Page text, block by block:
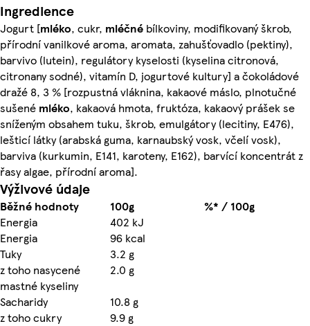
Ingredience
Jogurt [mléko, cukr, mléčné bílkoviny, modifikovaný škrob,
přírodní vanilkové aroma, aromata, zahušťovadlo (pektiny),
barvivo (lutein), regulátory kyselosti (kyselina citronová,
citronany sodné), vitamín D, jogurtové kultury] a čokoládové
dražé 8, 3 % [rozpustná vláknina, kakaové máslo, plnotučné
sušené mléko, kakaová hmota, fruktóza, kakaový prášek se
sníženým obsahem tuku, škrob, emulgátory (lecitiny, E476),
lešticí látky (arabská guma, karnaubský vosk, včelí vosk),
barviva (kurkumin, E141, karoteny, E162), barvící koncentrát z
řasy algae, přírodní aroma].
Výživové údaje
Běžné hodnoty 100g
%* / 100g
Energia
402 kJ
Energia
96 kcal
Tuky
3.2 g
z toho nasycené
mastné kyseliny
2.0 g
Sacharidy
10.8 g
z toho cukry
9.9 g